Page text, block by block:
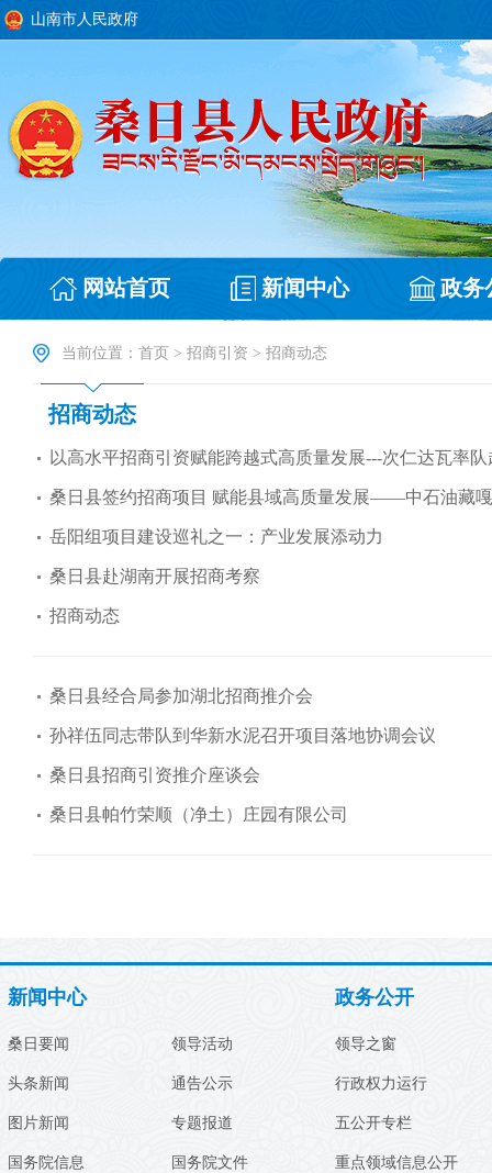
山南市人民政府
网站首页 新闻中心 政务
当前位置： 首页 > 招商引资 > 招商动态
招商动态
以高水平招商引资赋能跨越式高质量发展---次仁达瓦率
桑日县签约招商项目 赋能县域高质量发展——中石油藏
岳阳组项目建设巡礼之一：产业发展添动力
桑日县赴湖南开展招商考察
招商动态
桑日县经合局参加湖北招商推介会
孙祥伍同志带队到华新水泥召开项目落地协调会议
桑日县招商引资推介座谈会
桑日县帕竹荣顺（净土）庄园有限公司
新闻中心
桑日要闻
头条新闻
图片新闻
国务院信息
领导活动
通告公示
专题报道
国务院文件
政务公开
领导之窗
行政权力运行
五公开专栏
重点领域信息公开